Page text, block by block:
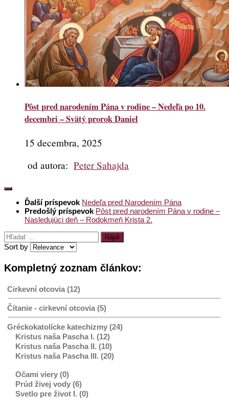
Pôst pred narodením Pána v rodine – Nedeľa po 10.
decembri – Svätý prorok Daniel
15 decembra, 2025
od autora: Peter Sahajda
Ďalší príspevok Nedeľa pred Narodením Pána
Predošlý príspevok Pôst pred narodením Pána v rodine –
Nasledujúci deň – Rodokmeň Krista 2.
Hľadať:
Sort by
Kompletný zoznam článkov:
Cirkevní otcovia (12)
Čítanie - cirkevní otcovia (5)
Gréckokatolícke katechizmy (24)
Kristus naša Pascha I. (12)
Kristus naša Pascha II. (10)
Kristus naša Pascha III. (20)
Očami viery (0)
Prúd živej vody (6)
Svetlo pre život I. (0)